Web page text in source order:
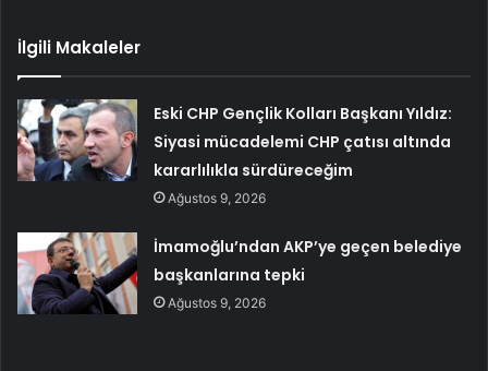
İlgili Makaleler
Eski CHP Gençlik Kolları Başkanı Yıldız:
Siyasi mücadelemi CHP çatısı altında
kararlılıkla sürdüreceğim
Ağustos 9, 2026
İmamoğlu’ndan AKP’ye geçen belediye
başkanlarına tepki
Ağustos 9, 2026